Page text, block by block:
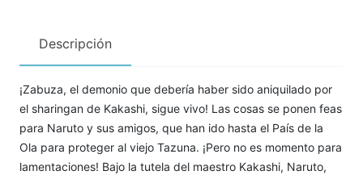
Descripción
¡Zabuza, el demonio que debería haber sido aniquilado por
el sharingan de Kakashi, sigue vivo! Las cosas se ponen feas
para Naruto y sus amigos, que han ido hasta el País de la
Ola para proteger al viejo Tazuna. ¡Pero no es momento para
lamentaciones! Bajo la tutela del maestro Kakashi, Naruto,